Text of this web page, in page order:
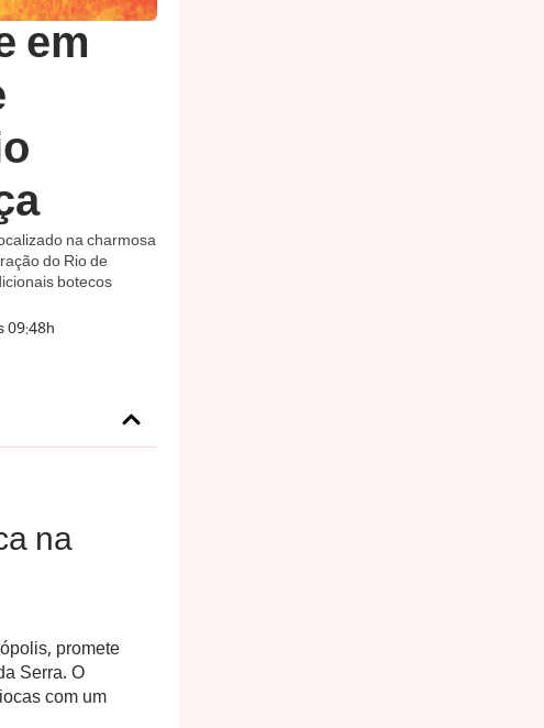
em
na charmosa
do Rio de
botecos
09:48h
na
promete
Serra. O
com um